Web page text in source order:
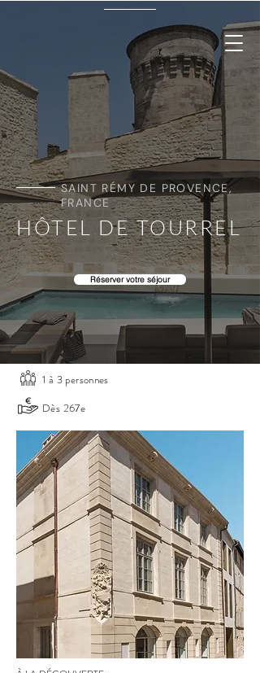
SAINT RÉMY DE PROVENCE,
FRANCE
HÔTEL DE TOURREL
Réserver votre séjour
1 à 3 personnes
Dès 267e